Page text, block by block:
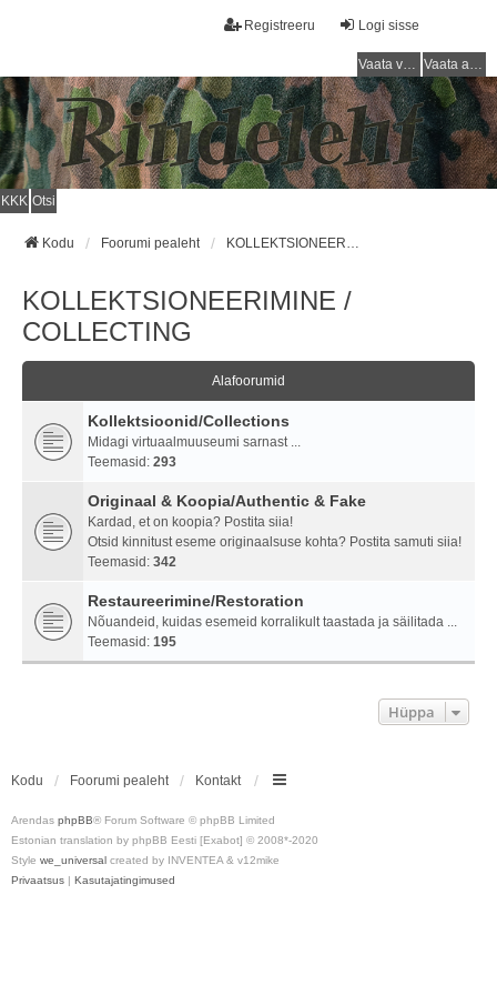
Logi sisse
Registreeru
Vaata vastamata teemasi Vaata aktiivseid teemasid
KKK Otsi
Kodu Foorumi pealeht KOLLEKTSIONEERIMINE / COLLECTING
KOLLEKTSIONEERIMINE /
COLLECTING
Alafoorumid
Kollektsioonid/Collections
Midagi virtuaalmuuseumi sarnast ...
Teemasid: 293
Originaal & Koopia/Authentic & Fake
Kardad, et on koopia? Postita siia!
Otsid kinnitust eseme originaalsuse kohta? Postita samuti siia!
Teemasid: 342
Restaureerimine/Restoration
Nõuandeid, kuidas esemeid korralikult taastada ja säilitada ...
Teemasid: 195
Hüppa
Kodu Foorumi pealeht Kontakt
Arendas phpBB® Forum Software © phpBB Limited
Estonian translation by phpBB Eesti [Exabot] © 2008*-2020
Style we_universal created by INVENTEA & v12mike
Privaatsus | Kasutajatingimused